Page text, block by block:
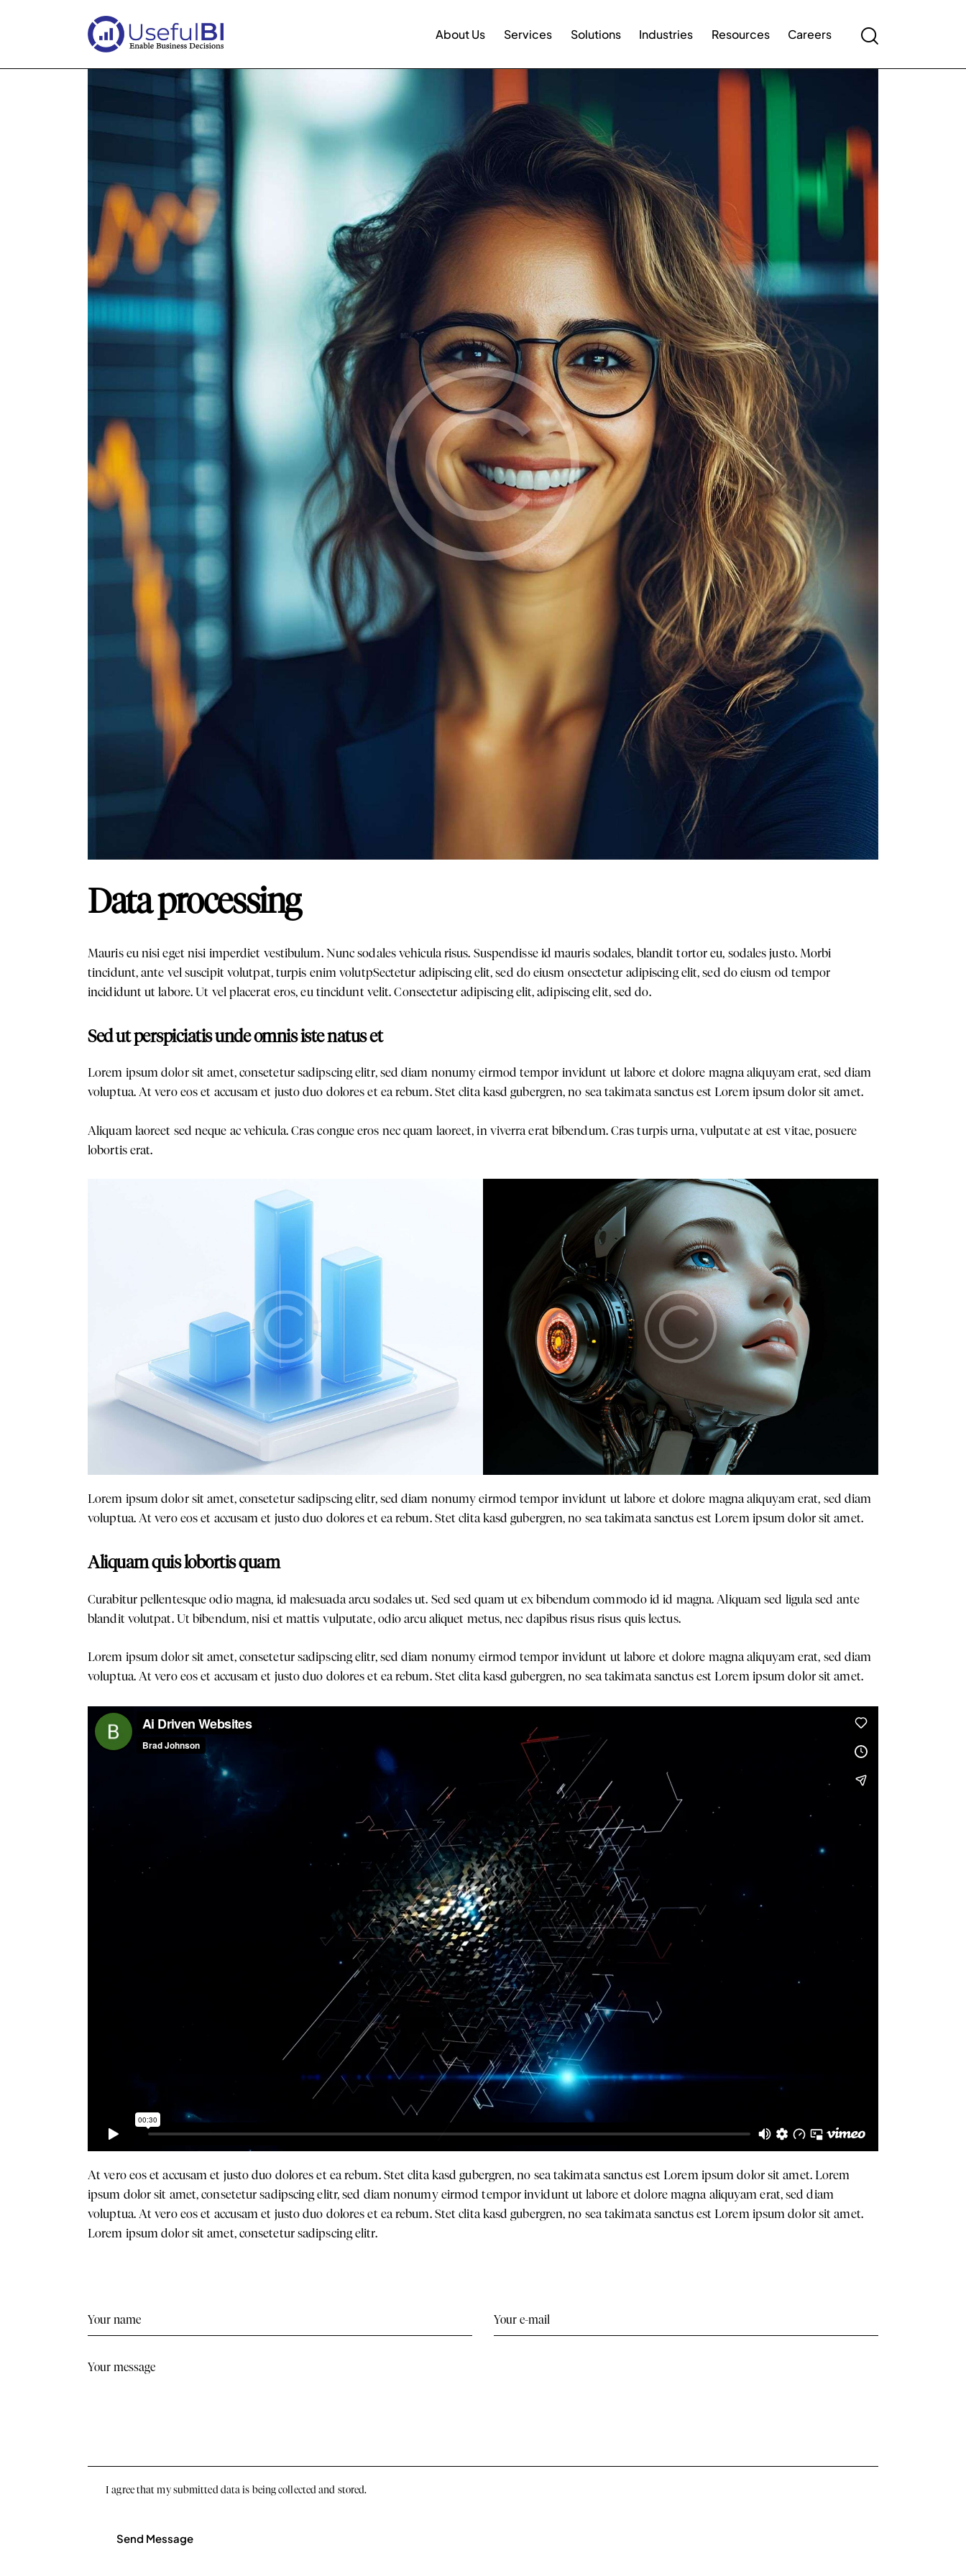
About Us Services Solutions Industries Resources Careers
Data processing
Mauris eu nisi eget nisi imperdiet vestibulum. Nunc sodales vehicula risus. Suspendisse id mauris sodales, blandit tortor eu, sodales justo. Morbi
tincidunt, ante vel suscipit volutpat, turpis enim volutpSectetur adipiscing elit, sed do eiusm onsectetur adipiscing elit, sed do eiusm od tempor
incididunt ut labore. Ut vel placerat eros, eu tincidunt velit. Consectetur adipiscing elit, adipiscing elit, sed do.
Sed ut perspiciatis unde omnis iste natus et
Lorem ipsum dolor sit amet, consetetur sadipscing elitr, sed diam nonumy eirmod tempor invidunt ut labore et dolore magna aliquyam erat, sed diam
voluptua. At vero eos et accusam et justo duo dolores et ea rebum. Stet clita kasd gubergren, no sea takimata sanctus est Lorem ipsum dolor sit amet.
Aliquam laoreet sed neque ac vehicula. Cras congue eros nec quam laoreet, in viverra erat bibendum. Cras turpis urna, vulputate at est vitae, posuere
lobortis erat.
Lorem ipsum dolor sit amet, consetetur sadipscing elitr, sed diam nonumy eirmod tempor invidunt ut labore et dolore magna aliquyam erat, sed diam
voluptua. At vero eos et accusam et justo duo dolores et ea rebum. Stet clita kasd gubergren, no sea takimata sanctus est Lorem ipsum dolor sit amet.
Aliquam quis lobortis quam
Curabitur pellentesque odio magna, id malesuada arcu sodales ut. Sed sed quam ut ex bibendum commodo id id magna. Aliquam sed ligula sed ante
blandit volutpat. Ut bibendum, nisi et mattis vulputate, odio arcu aliquet metus, nec dapibus risus risus quis lectus.
Lorem ipsum dolor sit amet, consetetur sadipscing elitr, sed diam nonumy eirmod tempor invidunt ut labore et dolore magna aliquyam erat, sed diam
voluptua. At vero eos et accusam et justo duo dolores et ea rebum. Stet clita kasd gubergren, no sea takimata sanctus est Lorem ipsum dolor sit amet.
At vero eos et accusam et justo duo dolores et ea rebum. Stet clita kasd gubergren, no sea takimata sanctus est Lorem ipsum dolor sit amet. Lorem
ipsum dolor sit amet, consetetur sadipscing elitr, sed diam nonumy eirmod tempor invidunt ut labore et dolore magna aliquyam erat, sed diam
voluptua. At vero eos et accusam et justo duo dolores et ea rebum. Stet clita kasd gubergren, no sea takimata sanctus est Lorem ipsum dolor sit amet.
Lorem ipsum dolor sit amet, consetetur sadipscing elitr.
I agree that my submitted data is being collected and stored.
Send Message